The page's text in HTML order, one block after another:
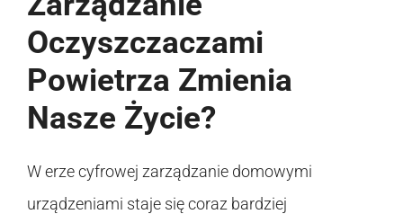
Oczyszczaczami
Powietrza Zmienia
Nasze Życie?
W erze cyfrowej zarządzanie domowymi
urządzeniami staje się coraz bardziej